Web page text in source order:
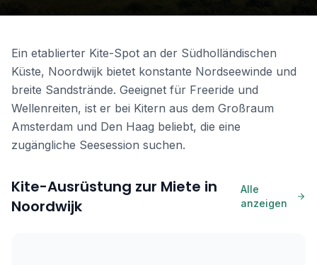
Ein etablierter Kite-Spot an der Südholländischen
Küste, Noordwijk bietet konstante Nordseewinde und
breite Sandstrände. Geeignet für Freeride und
Wellenreiten, ist er bei Kitern aus dem Großraum
Amsterdam und Den Haag beliebt, die eine
zugängliche Seesession suchen.
Kite-Ausrüstung zur Miete in
Noordwijk
Alle
anzeigen